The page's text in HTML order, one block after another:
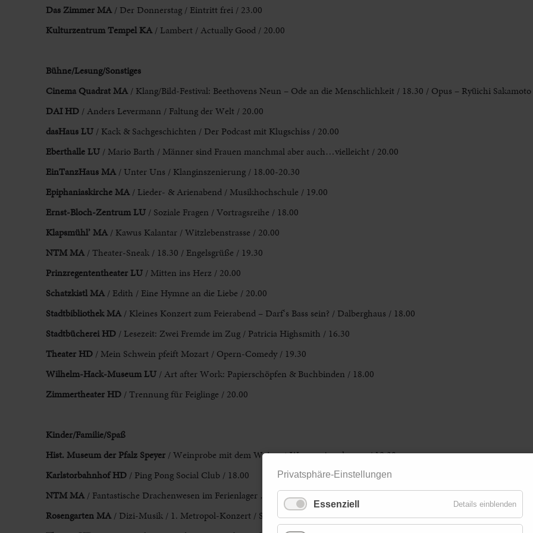
Das Zimmer MA/ Der Donnerstag / Eintritt frei / 23.00
Kulturzentrum TempelKA/ Lambert / Actually Good / 20.00
Bühne/Lesung/Sonstiges
Cinema QuadratMA/ Klang/Bild-Festival: Beethovens Neun – Ode an die Menschlichkeit / 18.30 / Opus – Ryūichi
DAI HD / Anders Levermann / Faltung der Welt / 20.00
dasHaus LU / Kack & Sachgeschichten / Der Podcast mit Klugschiss / 20.00
Eberthalle LU/ Mario Barth / Männer sind Frauen manchmal aber auch…vielleicht / 20.00
EinTanzHaus MA / Unter Uns / Klanginszenierung / 18.00-20.30
Epiphaniaskirche MA / Lieder- & Arienabend / Musikhochschule / 19.00
Ernst-Bloch-Zentrum LU/ Soziale Fragen / Vortragsreihe / 18.00
Klapsmühl’ MA / Kawus Kalantar / Witzlebenstrasse / 20.00
NTM MA / Theater-Sneak / 18.30 / Engelsgrüße / 19.30
PrinzregententheaterLU / Mitten ins Herz / 20.00
Schatzkistl MA / Edith / Eine Hymne an die Liebe / 20.00
Stadtbibliothek MA/ Kleines Konzert zum Feierabend – Darf‘s Bass sein? / Dalberghaus / 18.00
Stadtbücherei HD/ Lesezeit: Zwei Fremde im Zug / Patricia Highsmith / 16.30
Theater HD/ Mein Schwein pfeift Mozart / Opern-Comedy / 19.30
Wilhelm-Hack-Museum LU/ Art after Work: Papierschöpfen & Buchbinden / 18.00
Zimmertheater HD/ Trennung für Feiglinge / 20.00
Kinder/Familie/Spaß
Hist. Museum der Pfalz Speyer / Weinprobe mit dem Weingut Werner Anselmann / 18.30
Karlstorbahnhof HD/ Ping Pong Social Club / 18.00
NTM MA / Fantastische Drachenwesen im Ferienlager … / ab 10 Jahren / 11.00
Rosengarten MA/ Dizi-Musik / 1. Metropol-Konzert / Staatsphilharmonie / 19.30
Privatsphäre-Einstellungen
Essenziell Details einblenden